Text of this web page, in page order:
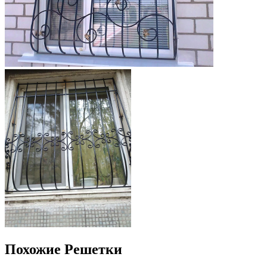
Похожие Решетки